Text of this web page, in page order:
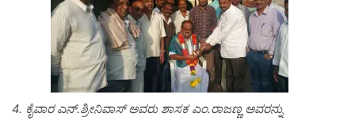
4. ಕೈವಾರ ಎನ್.ಶ್ರೀನಿವಾಸ್ ಅವರು ಶಾಸಕ ಎಂ.ರಾಜಣ್ಣ ಅವರನ್ನು